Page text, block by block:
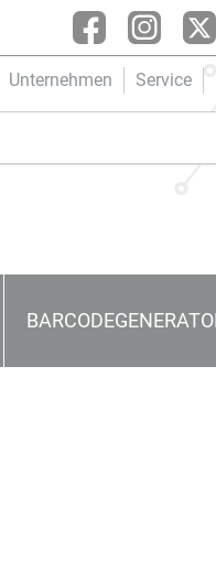
Unternehmen Service